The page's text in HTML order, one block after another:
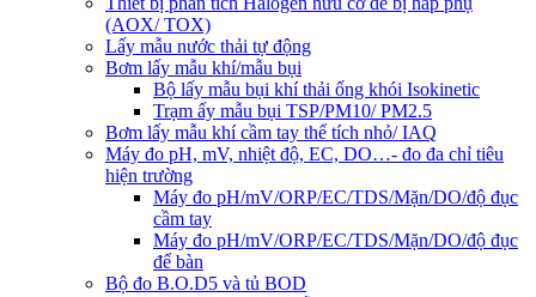
(AOX/ TOX)
Lấy mẫu nước thải tự động
Bơm lấy mẫu khí/mẫu bụi
Bộ lấy mẫu bụi khí thải ống khói Isokinetic
Trạm ấy mẫu bụi TSP/PM10/ PM2.5
Bơm lấy mẫu khí cầm tay thể tích nhỏ/ IAQ
Máy đo pH, mV, nhiệt độ, EC, DO…- đo đa chỉ tiêu
hiện trường
Máy đo pH/mV/ORP/EC/TDS/Mặn/DO/độ đục
cầm tay
Máy đo pH/mV/ORP/EC/TDS/Mặn/DO/độ đục
để bàn
Bộ đo B.O.D5 và tủ BOD